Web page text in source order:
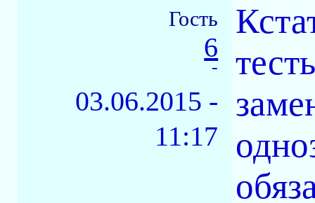
Гость
6
-
03.06.2015 -
11:17